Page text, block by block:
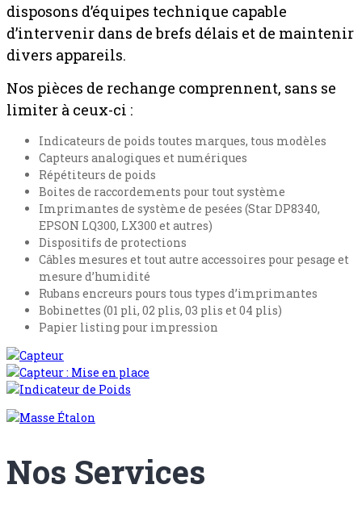
disposons d’équipes technique capable
d’intervenir dans de brefs délais et de maintenir
divers appareils.
Nos pièces de rechange comprennent, sans se
limiter à ceux-ci :
Indicateurs de poids toutes marques, tous modèles
Capteurs analogiques et numériques
Répétiteurs de poids
Boites de raccordements pour tout système
Imprimantes de système de pesées (Star DP8340,
EPSON LQ300, LX300 et autres)
Dispositifs de protections
Câbles mesures et tout autre accessoires pour pesage et
mesure d’humidité
Rubans encreurs pours tous types d’imprimantes
Bobinettes (01 pli, 02 plis, 03 plis et 04 plis)
Papier listing pour impression
Nos Services